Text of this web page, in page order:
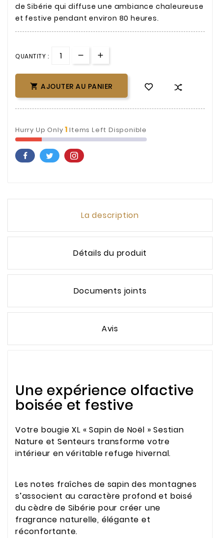
de Sibérie qui diffuse une ambiance chaleureuse
et festive pendant environ 80 heures.
QUANTITY :
 AJOUTER AU PANIER
Hurry Up Only1Items Left Disponible
La description
Détails du produit
Documents joints
Avis
Une expérience olfactive
boisée et festive
Votre bougie XL « Sapin de Noël » Sestian
Nature et Senteurs transforme votre
intérieur en véritable refuge hivernal.
Les notes fraîches de sapin des montagnes
s’associent au caractère profond et boisé
du cèdre de Sibérie pour créer une
fragrance naturelle, élégante et
réconfortante.